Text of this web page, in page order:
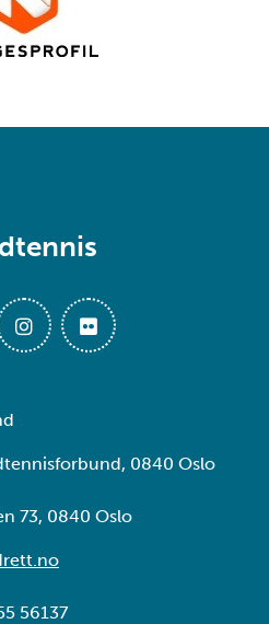
0840 Oslo
73, 0840 Oslo
56137